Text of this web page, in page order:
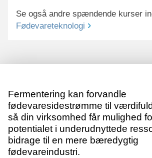
Se også andre spændende kurser
Fødevareteknologi
Fermentering kan forvandle
fødevaresidestrømme til
så din virksomhed får mulighed
potentialet i underudnyttede
bidrage til en mere bæredygtig
fødevareindustri.